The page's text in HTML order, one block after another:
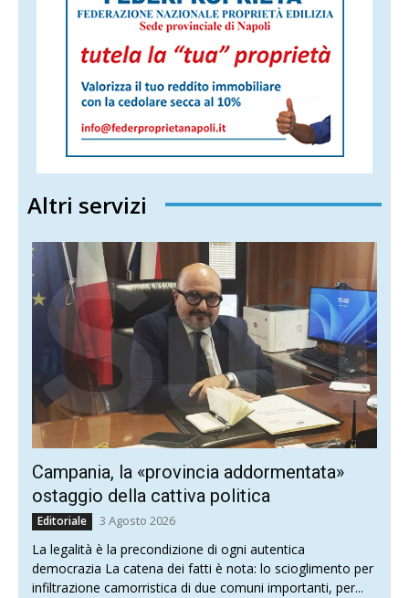
Altri servizi
Campania, la «provincia addormentata»
ostaggio della cattiva politica
Editoriale 3 Agosto 2026
La legalità è la precondizione di ogni autentica
democrazia La catena dei fatti è nota: lo scioglimento per
infiltrazione camorristica di due comuni importanti, per...